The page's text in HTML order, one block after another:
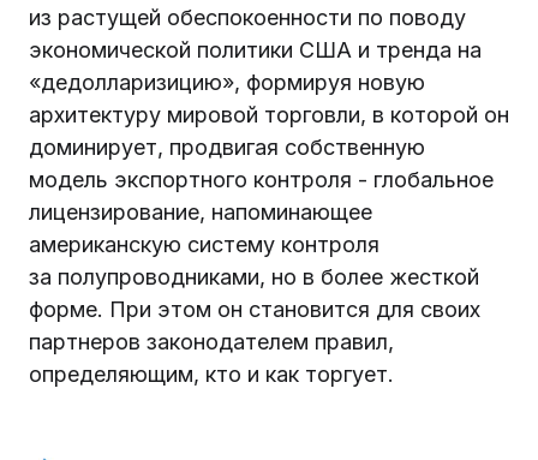
из растущей обеспокоенности по поводу
экономической политики США и тренда на
«дедолларизицию», формируя новую
архитектуру мировой торговли, в которой он
доминирует, продвигая собственную
модель экспортного контроля - глобальное
лицензирование, напоминающее
американскую систему контроля
за полупроводниками, но в более жесткой
форме. При этом он становится для своих
партнеров законодателем правил,
определяющим, кто и как торгует.